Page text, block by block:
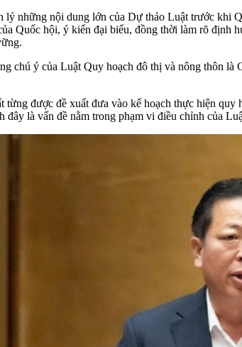
lý những nội dung lớn của Dự thảo Luật trước
Quốc hội, ý kiến đại biểu, đồng thời làm rõ
chú ý của Luật Quy hoạch đô thị và nông thôn
được đề xuất đưa vào kế hoạch thực hiện
đây là vấn đề nằm trong phạm vi điều chỉnh của